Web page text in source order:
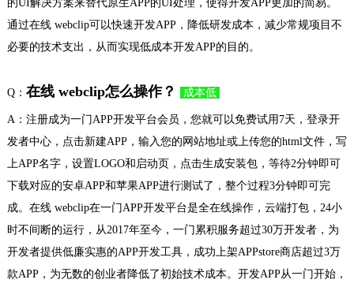
的UI解决方案来替代原生APP的UI处理，使得开发APP更加的简易。
通过在线 webclip可以快速开发APP，降低研发成本，减少常规项目不
必要的技术支出，从而实现低成本开发APP的目的。
Q： 在线 webclip怎么操作？ 成本低
A：注册成为一门APP开发平台会员，您就可以免费试用7天，登录开
发者中心，点击新建APP，输入您的网站地址或上传您的html文件，写
上APP名字，设置LOGO和启动页，点击生成安装包，等待2分钟即可
下载对应的安卓APP和苹果APP进行测试了，整个过程3分钟即可完
成。在线 webclip在一门APP开发平台是全在线操作，云端打包，24小
时不间断的运行，从2017年至今，一门累积服务超过30万开发者，为
开发者提供低廉实惠的APP开发工具，成功上架APPstore商店超过3万
款APP，为无数的创业者降低了初始技术成本。开发APP从一门开始，